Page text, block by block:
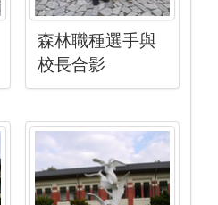
森林職種選手與
校長合影